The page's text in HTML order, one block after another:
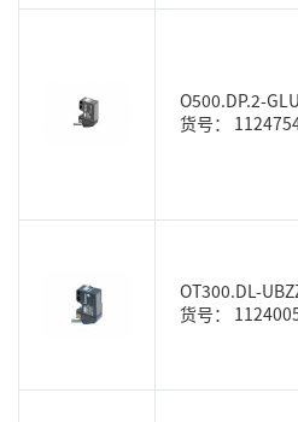
O500.DP.2-
货号：
OT300.DL-
货号：